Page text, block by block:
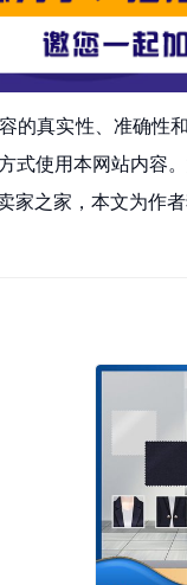
的真实性、准确性
式使用本网站内容
之家，本文为作